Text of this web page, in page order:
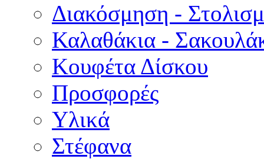
Διακόσμηση -
Καλαθάκια -
Κουφέτα Δίσκου
Προσφορές
Υλικά
Στέφανα